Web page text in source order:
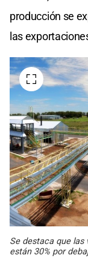
producción se
las
Se destaca que las
están 30% por